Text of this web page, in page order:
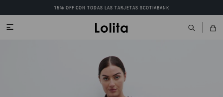
15% OFF CON TODAS LAS TARJETAS SCOTIABANK
